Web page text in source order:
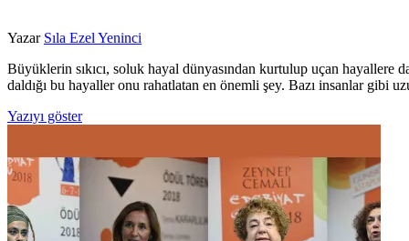
Yazar Sıla Ezel Yeninci
Büyüklerin sıkıcı, soluk hayal dünyasından kurtulup uçan hayallere
daldığı bu hayaller onu rahatlatan en önemli şey. Bazı insanlar gibi
Yazıyı göster